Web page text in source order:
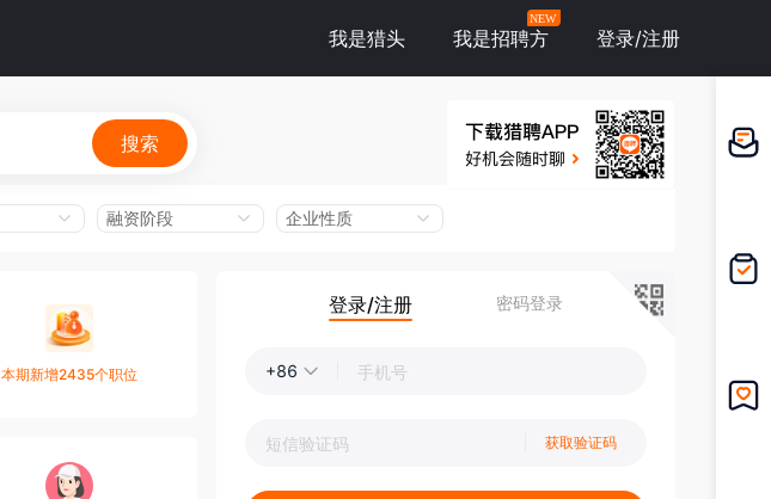
我是猎头 我是招聘方
NEW
登录/注册
搜索
融资阶段 企业性质
本期新增2435个职位
登录/注册 密码登录
+86
获取验证码